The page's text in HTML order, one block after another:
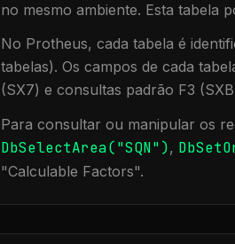
no mesmo ambiente. Esta tabela
No Protheus, cada tabela é
tabelas). Os campos de cada
(SX7) e consultas padrão F3
Para consultar ou manipular os
DbSelectArea("SQN"),
"Calculable Factors".